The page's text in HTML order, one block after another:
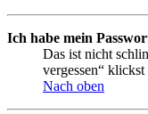
Ich habe mein
Das ist nicht
vergessen“
Nach oben